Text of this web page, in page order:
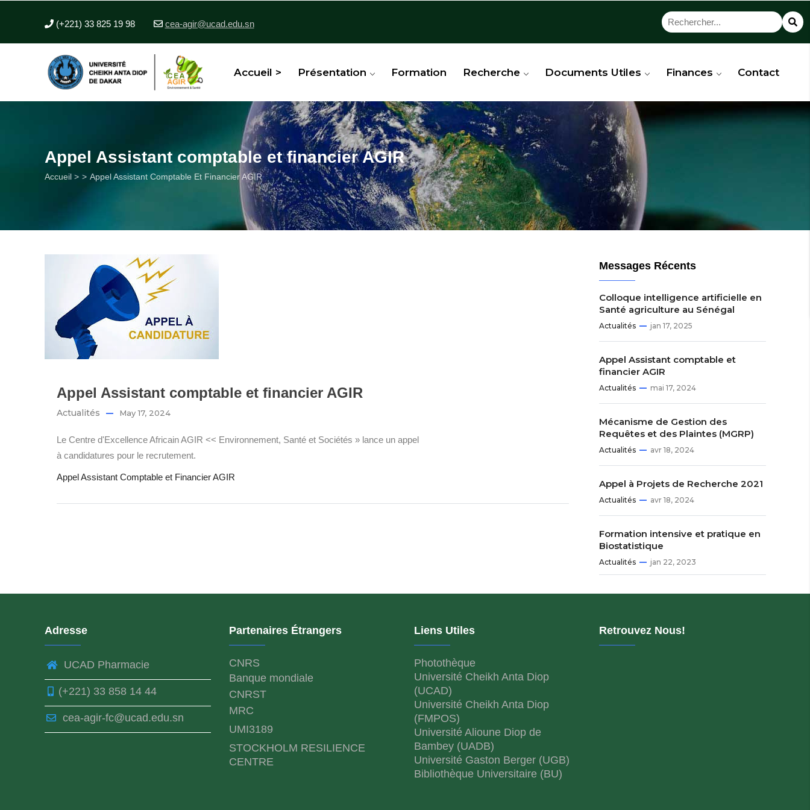
(+221) 33 825 19 98 cea-agir@ucad.edu.sn
Accueil > Présentation Formation Recherche Documents Utiles Finances Contact
Appel Assistant comptable et financier AGIR
Fil
Accueil > Appel Assistant Comptable Et Financier AGIR
Appel Assistant comptable et financier AGIR
Actualités May 17, 2024
Le Centre d'Excellence Africain AGIR << Environnement, Santé et Sociétés » lance un appel
à candidatures pour le recrutement.
Appel Assistant Comptable et Financier AGIR
Messages Récents
Colloque intelligence artificielle en
Santé agriculture au Sénégal
Actualités jan 17, 2025
Appel Assistant comptable et
financier AGIR
Actualités mai 17, 2024
Mécanisme de Gestion des
Requêtes et des Plaintes (MGRP)
Actualités avr 18, 2024
Appel à Projets de Recherche 2021
Actualités avr 18, 2024
Formation intensive et pratique en
Biostatistique
Actualités jan 22, 2023
Adresse
UCAD Pharmacie
(+221) 33 858 14 44
cea-agir-fc@ucad.edu.sn
Partenaires Étrangers
CNRS
Banque mondiale
CNRST
MRC
UMI3189
STOCKHOLM RESILIENCE
CENTRE
Liens Utiles
Photothèque
Université Cheikh Anta Diop
(UCAD)
Université Cheikh Anta Diop
(FMPOS)
Université Alioune Diop de
Bambey (UADB)
Université Gaston Berger (UGB)
Bibliothèque Universitaire (BU)
Retrouvez Nous!